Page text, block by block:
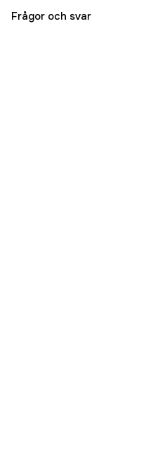
Referensnummer
Frågor och svar